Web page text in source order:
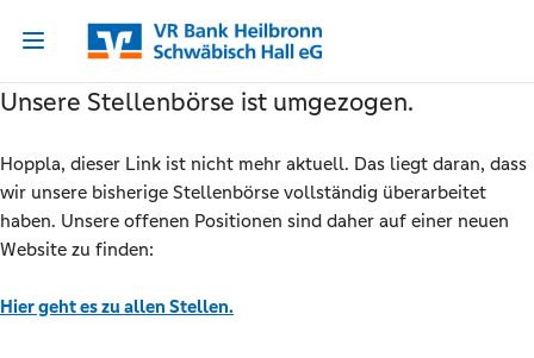
Unsere Stellenbörse ist umgezogen.
Hoppla, dieser Link ist nicht mehr aktuell. Das liegt daran, dass
wir unsere bisherige Stellenbörse vollständig überarbeitet
haben. Unsere offenen Positionen sind daher auf einer neuen
Website zu finden:
Hier geht es zu allen Stellen.